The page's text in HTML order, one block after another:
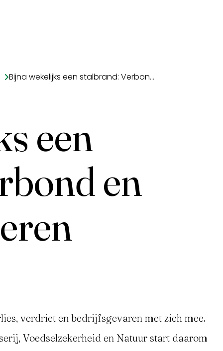
Bijna wekelijks een stalbrand: Verbond en partners lanceren campagne
een
en
verdriet en bedrijfsgevaren met zich mee.
Voedselzekerheid en Natuur start daarom